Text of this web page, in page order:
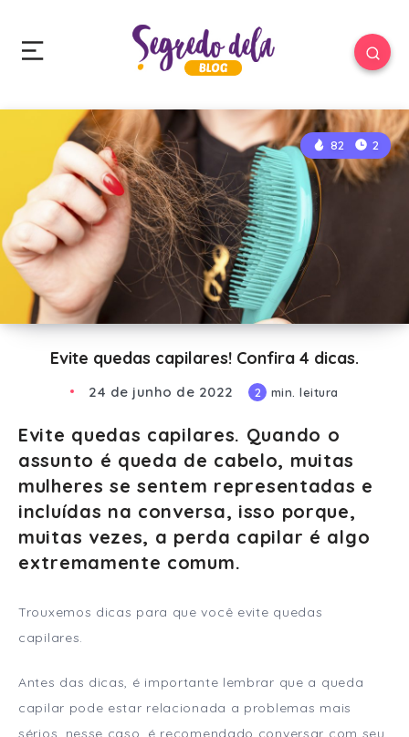
Evite quedas capilares! Confira 4 dicas.
82 2
24 de junho de 2022 2 min. leitura
Evite quedas capilares. Quando o
assunto é queda de cabelo, muitas
mulheres se sentem representadas e
incluídas na conversa, isso porque,
muitas vezes, a perda capilar é algo
extremamente comum.
Trouxemos dicas para que você evite quedas
capilares.
Antes das dicas, é importante lembrar que a queda
capilar pode estar relacionada a problemas mais
sérios, nesse caso, é recomendado conversar com seu